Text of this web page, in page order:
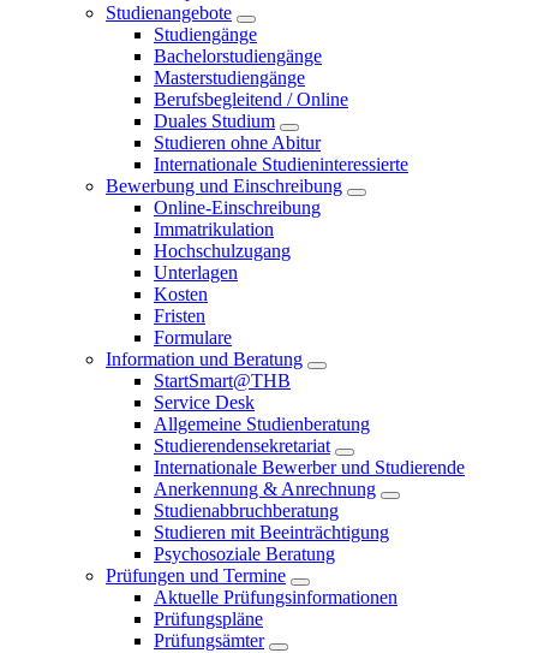
Studienangebote
Studiengänge
Bachelorstudiengänge
Masterstudiengänge
Berufsbegleitend / Online
Duales Studium
Studieren ohne Abitur
Internationale Studieninteressierte
Bewerbung und Einschreibung
Online-Einschreibung
Immatrikulation
Hochschulzugang
Unterlagen
Kosten
Fristen
Formulare
Information und Beratung
StartSmart@THB
Service Desk
Allgemeine Studienberatung
Studierendensekretariat
Internationale Bewerber und Studierende
Anerkennung & Anrechnung
Studienabbruchberatung
Studieren mit Beeinträchtigung
Psychosoziale Beratung
Prüfungen und Termine
Aktuelle Prüfungsinformationen
Prüfungspläne
Prüfungsämter